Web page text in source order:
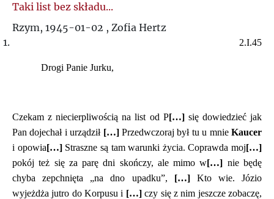
U
Z
Ż
U
V
W
Taki list bez składu...
Rzym, 1945-01-02 , Zofia Hertz
2.I.45
Drogi Panie Jurku,
Czekam z niecierpliwością na list od P[…]się dowiedzieć jak
Pan dojechał i urządził […]Przedwczoraj był tu u mnieKaucer
i opowia[…]Straszne są tam warunki życia. Coprawda moj[…]
pokój też się za parę dni skończy, ale mimo w[…] nie będę
chyba zepchnięta „na dno upadku”, […]Kto wie. Józio
wyjeżdża jutro do Korpusu i […]czy się z nim jeszcze zobaczę,